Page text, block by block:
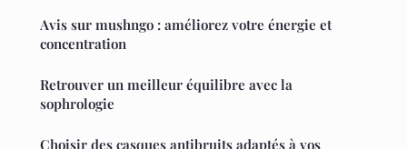
Avis sur mushngo : améliorez votre énergie et
concentration
Retrouver un meilleur équilibre avec la
sophrologie
Choisir des casques antibruits adaptés à vos